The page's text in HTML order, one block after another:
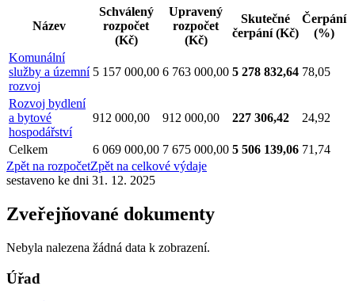
Název
Schválený
rozpočet
(Kč)
Upravený
rozpočet
(Kč)
Skutečné
čerpání(Kč)
Čerpání
(%)
Komunální
služby a územní
rozvoj
5 157 000,00 6 763 000,00 5 278 832,64 78,05
Rozvoj bydlení
a bytové
hospodářství
912 000,00 912 000,00 227 306,42 24,92
Celkem 6 069 000,00 7 675 000,00 5 506 139,06 71,74
Zpět na rozpočetZpět na celkové výdaje
sestaveno ke dni 31. 12. 2025
Zveřejňované dokumenty
Nebyla nalezena žádná data k zobrazení.
Úřad